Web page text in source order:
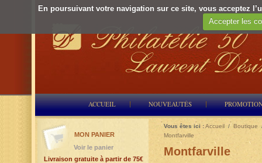
En poursuivant votre navigation sur ce site, vous acceptez
Accepter les
ACCUEIL NOUVEAUTÉS
Vous êtes ici :Accueil / Boutique
Montfarville
Montfarville
MON PANIER
Voir le panier
Livraison gratuite à partir de 75€